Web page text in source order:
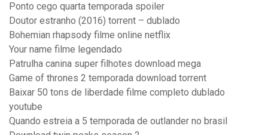
Ponto cego quarta temporada spoiler
Doutor estranho (2016) torrent – dublado
Bohemian rhapsody filme online netflix
Your name filme legendado
Patrulha canina super filhotes download mega
Game of thrones 2 temporada download torrent
Baixar 50 tons de liberdade filme completo dublado
youtube
Quando estreia a 5 temporada de outlander no brasil